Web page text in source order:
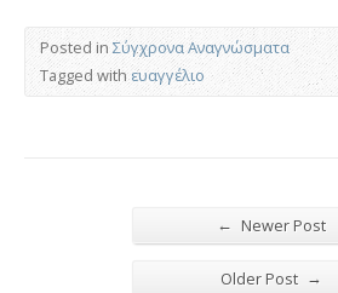
Posted in Σύγχρονα Αναγνώσματα
Tagged withευαγγέλιο
← Newer Post
Older Post →